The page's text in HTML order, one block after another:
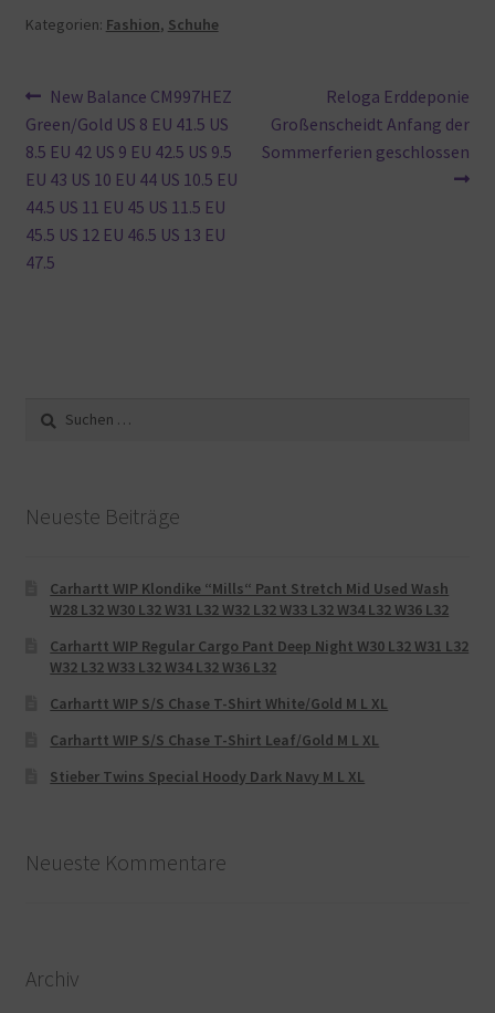
Kategorien: Fashion, Schuhe
Beitragsnavigation
Vorheriger
Beitrag:
New Balance CM997HEZ
Green/Gold US 8 EU 41.5 US
8.5 EU 42 US 9 EU 42.5 US 9.5
EU 43 US 10 EU 44 US 10.5 EU
44.5 US 11 EU 45 US 11.5 EU
45.5 US 12 EU 46.5 US 13 EU
47.5
Nächster
Beitrag:
Reloga Erddeponie
Großenscheidt Anfang der
Sommerferien geschlossen
Suche
nach:
Neueste Beiträge
Carhartt WIP Klondike “Mills“ Pant Stretch Mid Used Wash
W28 L32 W30 L32 W31 L32 W32 L32 W33 L32 W34 L32 W36 L32
Carhartt WIP Regular Cargo Pant Deep Night W30 L32 W31 L32
W32 L32 W33 L32 W34 L32 W36 L32
Carhartt WIP S/S Chase T-Shirt White/Gold M L XL
Carhartt WIP S/S Chase T-Shirt Leaf/Gold M L XL
Stieber Twins Special Hoody Dark Navy M L XL
Neueste Kommentare
Archiv